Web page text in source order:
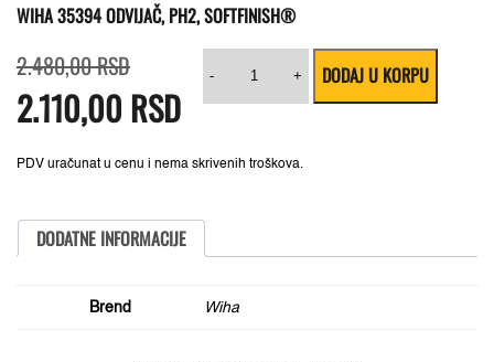
WIHA 35394 ODVIJAČ, PH2, SOFTFINISH®
2.480,00RSDcena
je
bila:
2.480,00 RSD.
2.110,00 RSD
cena
je:
2.110,00 RSD.
PDV uračunat u cenu i nema skrivenih troškova.
-
35394
PH2,
+ DODAJ U KORPU
DODATNE INFORMACIJE
Brend Wiha